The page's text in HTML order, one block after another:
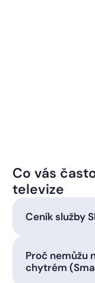
Co vás
televize
Ceník služby
Proč nemůžu
chytrém